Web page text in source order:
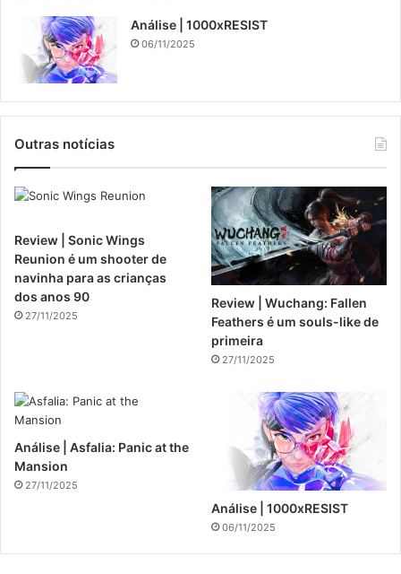
Análise | 1000xRESIST
06/11/2025
Outras notícias
Review | Sonic Wings
Reunion é um shooter de
navinha para as crianças
dos anos 90
27/11/2025
Review | Wuchang: Fallen
Feathers é um souls-like de
primeira
27/11/2025
Análise | Asfalia: Panic at the
Mansion
27/11/2025
Análise | 1000xRESIST
06/11/2025